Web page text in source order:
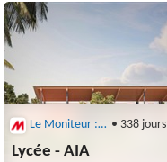
Le Moniteur : Architecture • 338 jours
Lycée - AIA